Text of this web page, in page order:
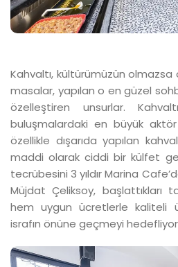
Kahvaltı, kültürümüzün olmazsa
masalar, yapılan o en güzel
özelleştiren unsurlar.
buluşmalardaki en büyük
özellikle dışarıda yapılan
maddi olarak ciddi bir külfet
tecrübesini 3 yıldır Marina
Müjdat Çeliksoy, başlattıkları
hem uygun ücretlerle kaliteli
israfın önüne geçmeyi